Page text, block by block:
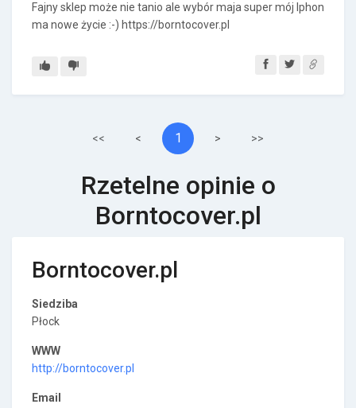
Fajny sklep może nie tanio ale wybór maja super mój Iphon
ma nowe życie :-) https://borntocover.pl
<< < 1 > >>
Rzetelne opinie o
Borntocover.pl
Borntocover.pl
Siedziba
Płock
WWW
http://borntocover.pl
Email